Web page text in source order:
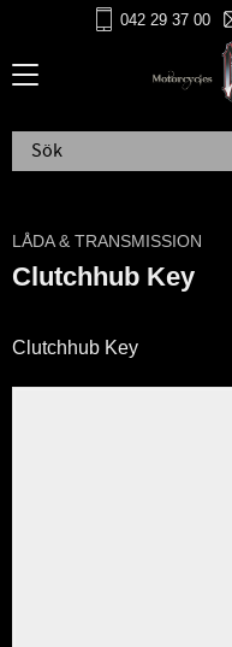
042 29 37 00
LÅDA & TRANSMISSION
Clutchhub Key
Clutchhub Key